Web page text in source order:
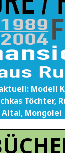
Modell
Töchter,
Altai, Mongolei